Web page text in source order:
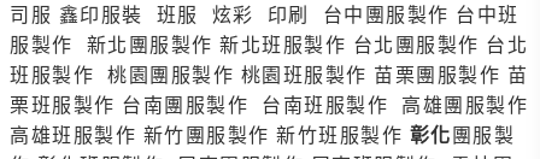
司服 鑫印服裝 班服 炫彩 印刷 台中團服製作 台中班
服製作 新北團服製作 新北班服製作 台北團服製作 台北
班服製作 桃園團服製作 桃園班服製作 苗栗團服製作 苗
栗班服製作 台南團服製作 台南班服製作 高雄團服製作
高雄班服製作 新竹團服製作 新竹班服製作 彰化團服製